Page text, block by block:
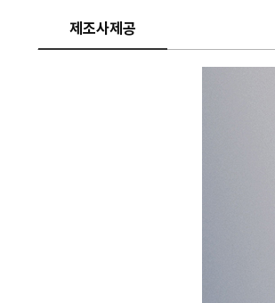
제조사제공